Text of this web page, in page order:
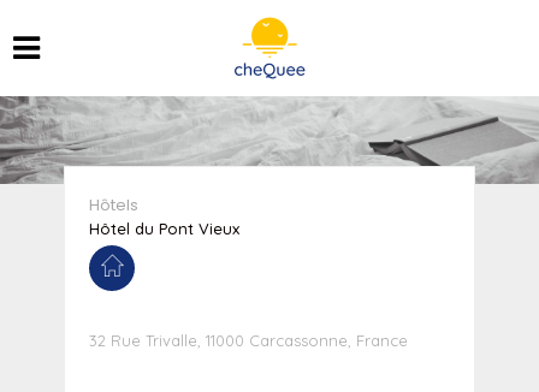
Hôtels
Hôtel du Pont Vieux
32 Rue Trivalle, 11000 Carcassonne, France